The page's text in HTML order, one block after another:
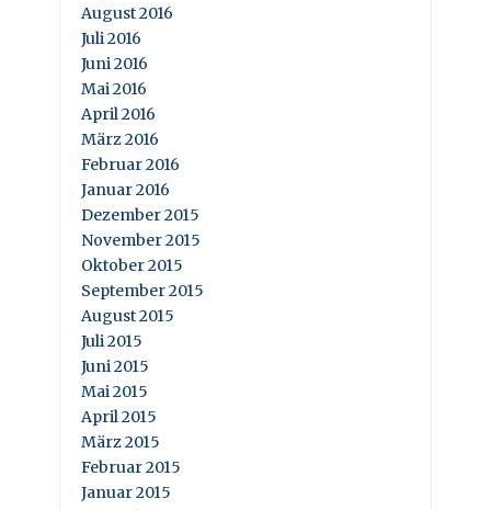
August 2016
Juli 2016
Juni 2016
Mai 2016
April 2016
März 2016
Februar 2016
Januar 2016
Dezember 2015
November 2015
Oktober 2015
September 2015
August 2015
Juli 2015
Juni 2015
Mai 2015
April 2015
März 2015
Februar 2015
Januar 2015